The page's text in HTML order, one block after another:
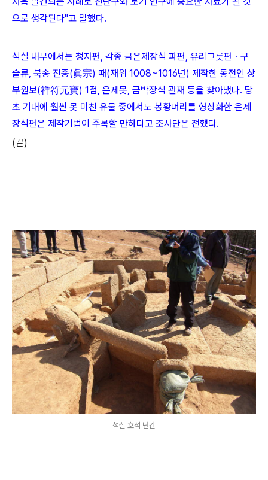
으로 생각된다"고 말했다.
석실 내부에서는 청자편, 각종 금은제장식 파편, 유리그릇편ㆍ구
슬류, 북송 진종(眞宗) 때(재위 1008~1016년) 제작한 동전인 상
부원보(祥符元寶) 1점, 은제못, 금박장식 관재 등을 찾아냈다. 당
초 기대에 훨씬 못 미친 유물 중에서도 봉황머리를 형상화한 은제
장식편은 제작기법이 주목할 만하다고 조사단은 전했다.
(끝)
석실 호석 난간